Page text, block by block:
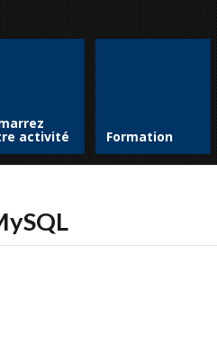
activité Formation